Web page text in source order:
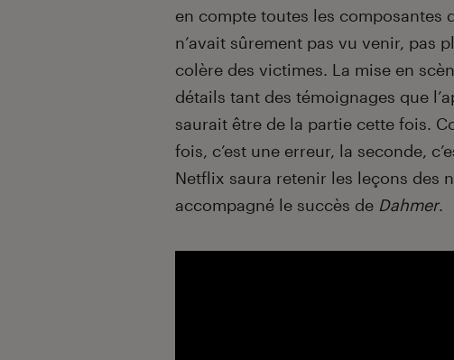
en compte toutes les composantes
n’avait sûrement pas vu venir, pas
colère des victimes. La mise en
détails tant des témoignages que
saurait être de la partie cette fois.
fois, c’est une erreur, la seconde,
Netflix saura retenir les leçons des
accompagné le succès de Dahmer.